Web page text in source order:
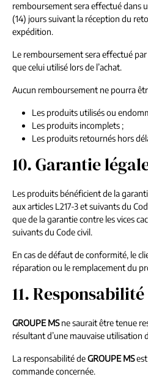
remboursement sera effectué dans
(14) jours suivant la réception du
expédition.
Le remboursement sera effectué
que celui utilisé lors de l’achat.
Aucun remboursement ne pourra
Les produits utilisés ou
Les produits incomplets ;
Les produits retournés hors
10. Garantie
Les produits bénéficient de la
aux articles L217-3 et suivants du
que de la garantie contre les vices
suivants du Code civil.
En cas de défaut de conformité, le
réparation ou le remplacement du
11. Responsabilité
GROUPE MSne saurait être tenue
résultant d’une mauvaise utilisation
La responsabilité deGROUPE MSest
commande concernée.